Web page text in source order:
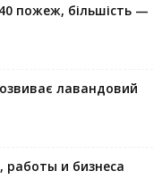
пожеж, більшість —
лавандовий
и бизнеса